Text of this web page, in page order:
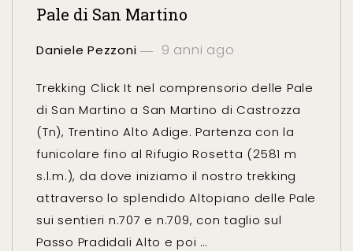
Pale di San Martino
Daniele Pezzoni 9 anni ago
Trekking Click It nel comprensorio delle Pale
di San Martino a San Martino di Castrozza
(Tn), Trentino Alto Adige. Partenza con la
funicolare fino al Rifugio Rosetta (2581 m
s.l.m.), da dove iniziamo il nostro trekking
attraverso lo splendido Altopiano delle Pale
sui sentieri n.707 e n.709, con taglio sul
Passo Pradidali Alto e poi …